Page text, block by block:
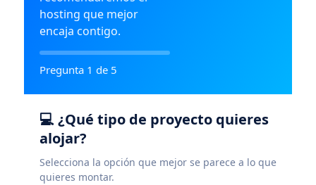
hosting que mejor
encaja contigo.
Pregunta 1 de 5
💻 ¿Qué tipo de proyecto quieres
alojar?
Selecciona la opción que mejor se parece a lo que
quieres montar.